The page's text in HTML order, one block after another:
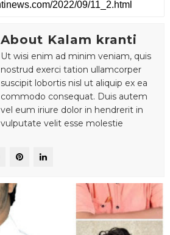
About Kalam kranti
Ut wisi enim ad minim veniam, quis
nostrud exerci tation ullamcorper
suscipit lobortis nisl ut aliquip ex ea
commodo consequat. Duis autem
vel eum iriure dolor in hendrerit in
vulputate velit esse molestie